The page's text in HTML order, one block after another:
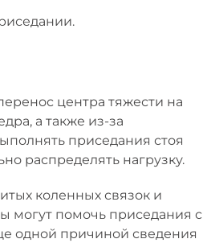
центра тяжести на
а также из-за
приседания стоя
распределять нагрузку.
коленных связок и
могут помочь приседания с
одной причиной сведения